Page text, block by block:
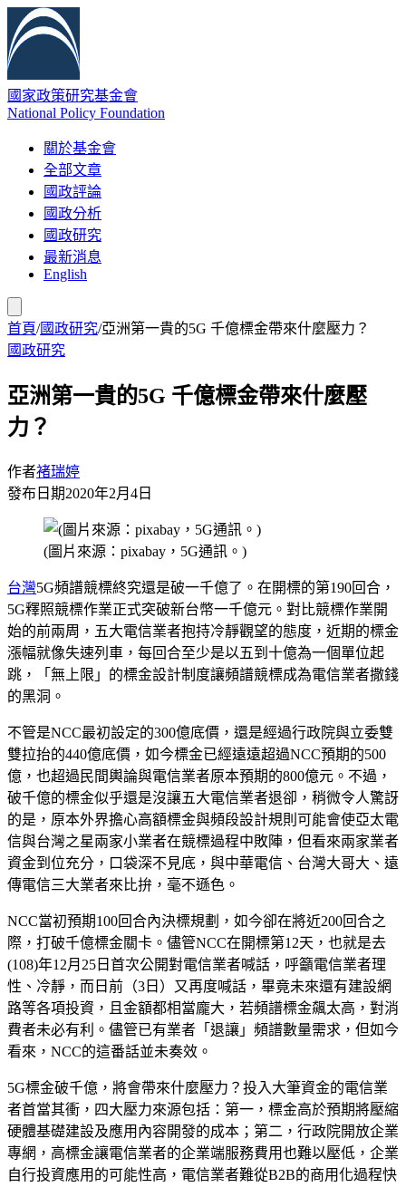
國家政策研究基金會
National Policy Foundation
關於基金會
全部文章
國政評論
國政分析
國政研究
最新消息
English
首頁/國政研究/亞洲第一貴的5G 千億標金帶來什麼壓力？
國政研究
亞洲第一貴的5G 千億標金帶來什麼壓
力？
作者褚瑞婷
發布日期2020年2月4日
(圖片來源：pixabay，5G通訊。)
台灣5G頻譜競標終究還是破一千億了。在開標的第190回合，
5G釋照競標作業正式突破新台幣一千億元。對比競標作業開
始的前兩周，五大電信業者抱持冷靜觀望的態度，近期的標金
漲幅就像失速列車，每回合至少是以五到十億為一個單位起
跳，「無上限」的標金設計制度讓頻譜競標成為電信業者撒錢
的黑洞。
不管是NCC最初設定的300億底價，還是經過行政院與立委雙
雙拉抬的440億底價，如今標金已經遠遠超過NCC預期的500
億，也超過民間輿論與電信業者原本預期的800億元。不過，
破千億的標金似乎還是沒讓五大電信業者退卻，稍微令人驚訝
的是，原本外界擔心高額標金與頻段設計規則可能會使亞太電
信與台灣之星兩家小業者在競標過程中敗陣，但看來兩家業者
資金到位充分，口袋深不見底，與中華電信、台灣大哥大、遠
傳電信三大業者來比拚，毫不遜色。
NCC當初預期100回合內決標規劃，如今卻在將近200回合之
際，打破千億標金關卡。儘管NCC在開標第12天，也就是去
(108)年12月25日首次公開對電信業者喊話，呼籲電信業者理
性、冷靜，而日前（3日）又再度喊話，畢竟未來還有建設網
路等各項投資，且金額都相當龐大，若頻譜標金飆太高，對消
費者未必有利。儘管已有業者「退讓」頻譜數量需求，但如今
看來，NCC的這番話並未奏效。
5G標金破千億，將會帶來什麼壓力？投入大筆資金的電信業
者首當其衝，四大壓力來源包括：第一，標金高於預期將壓縮
硬體基礎建設及應用內容開發的成本；第二，行政院開放企業
專網，高標金讓電信業者的企業端服務費用也難以壓低，企業
自行投資應用的可能性高，電信業者難從B2B的商用化過程快